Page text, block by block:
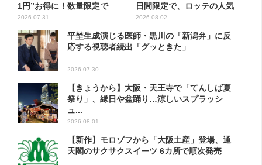
1円”お得に！数量限定で
2026.07.31
日間限定で、ロッテの人気
商...
2026.08.02
平埜生成演じる医師・黒川の「新潟弁」に反
応する視聴者続出「グッときた」
2026.07.30
【きょうから】大阪・天王寺で「てんしば夏
祭り」、縁日や盆踊り…涼しいスプラッシ
ュ...
2026.08.01
【新作】モロゾフから「大阪土産」登場、通
天閣のサクサクスイーツ 6カ所で順次発売